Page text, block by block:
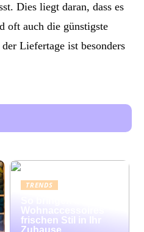
Dies liegt daran, dass es
oft auch die günstigste
Liefertage ist besonders
TRENDS
Wohnaccessoires
frischen Stil in Ihr